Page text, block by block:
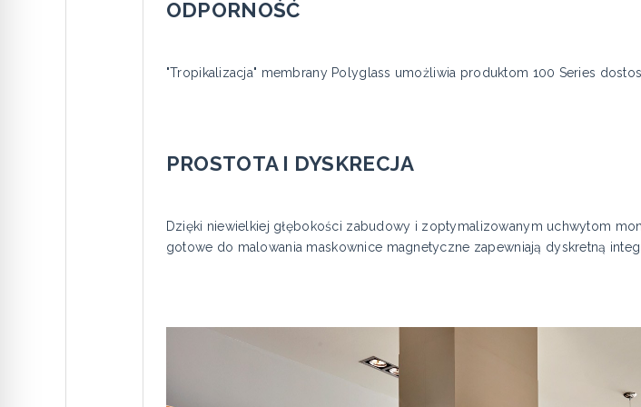
ODPORNOŚĆ
"Tropikalizacja" membrany Polyglass umożliwia produktom 100 Series
PROSTOTA I DYSKRECJA
Dzięki niewielkiej głębokości zabudowy i zoptymalizowanym uchwytom
gotowe do malowania maskownice magnetyczne zapewniają dyskretną